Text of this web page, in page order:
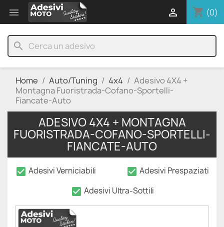
 shopping_cart (0)

search
Home Auto/Tuning 4x4
Adesivo 4X4 +
Montagna Fuoristrada-Cofano-Sportelli-
Fiancate-Auto
ADESIVO 4X4 + MONTAGNA
FUORISTRADA-COFANO-SPORTELLI-
FIANCATE-AUTO
check_box Adesivi Verniciabili check_box Adesivi Prespaziati
check_box Adesivi Ultra-Sottili